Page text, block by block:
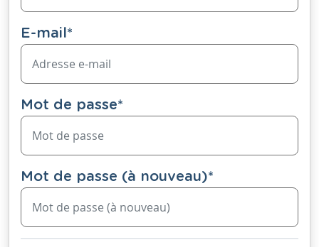
E-mail*
Mot de passe*
Mot de passe (à nouveau)*